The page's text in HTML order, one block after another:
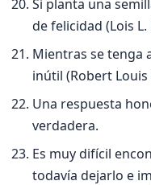
Si planta una
de felicidad (Lois
Mientras se tenga
inútil (Robert Louis
Una respuesta
verdadera.
Es muy difí­cil
todaví­a dejarlo e